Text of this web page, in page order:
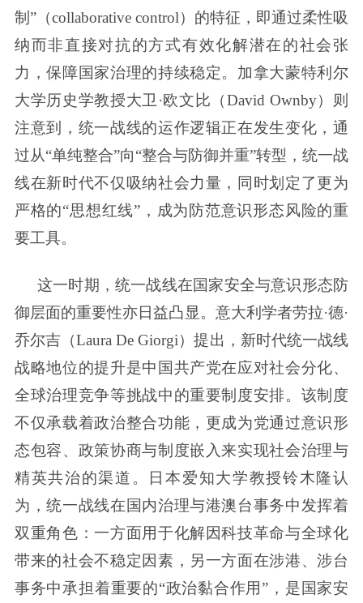
制”（collaborative control）的特征，即通过柔性吸
纳而非直接对抗的方式有效化解潜在的社会张
力，保障国家治理的持续稳定。加拿大蒙特利尔
大学历史学教授大卫·欧文比（David Ownby）则
注意到，统一战线的运作逻辑正在发生变化，通
过从“单纯整合”向“整合与防御并重”转型，统一战
线在新时代不仅吸纳社会力量，同时划定了更为
严格的“思想红线”，成为防范意识形态风险的重
要工具。
这一时期，统一战线在国家安全与意识形态防
御层面的重要性亦日益凸显。意大利学者劳拉·德·
乔尔吉（Laura De Giorgi）提出，新时代统一战线
战略地位的提升是中国共产党在应对社会分化、
全球治理竞争等挑战中的重要制度安排。该制度
不仅承载着政治整合功能，更成为党通过意识形
态包容、政策协商与制度嵌入来实现社会治理与
精英共治的渠道。日本爱知大学教授铃木隆认
为，统一战线在国内治理与港澳台事务中发挥着
双重角色：一方面用于化解因科技革命与全球化
带来的社会不稳定因素，另一方面在涉港、涉台
事务中承担着重要的“政治黏合作用”，是国家安